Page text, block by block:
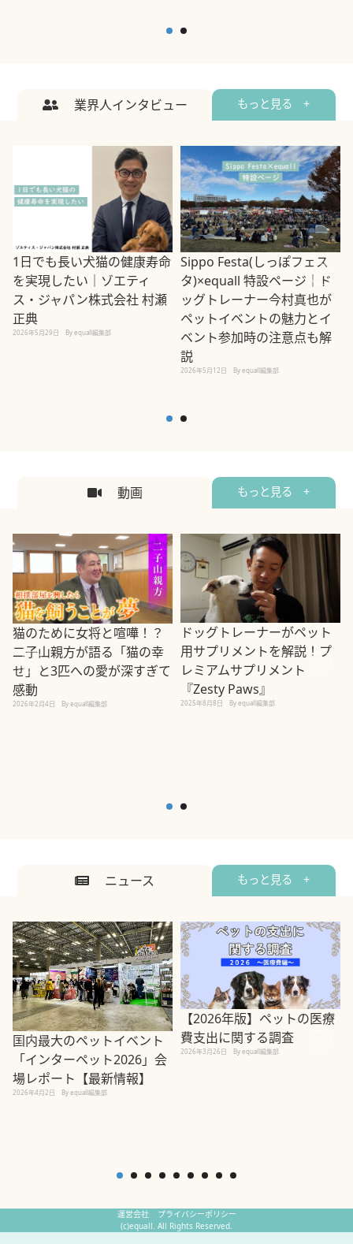
業界人インタビュー もっと見る +
1日でも長い犬猫の健康寿命
を実現したい｜ゾエティ
ス・ジャパン株式会社 村瀬
正典
2026年5月29日 By equall編集部
Sippo Festa(しっぽフェス
タ)×equall 特設ページ｜ド
ッグトレーナー今村真也が
ペットイベントの魅力とイ
ベント参加時の注意点も解
説
2026年5月12日 By equall編集部
動画 もっと見る +
猫のために女将と喧嘩！？
二子山親方が語る「猫の幸
せ」と3匹への愛が深すぎて
感動
2026年2月4日 By equall編集部
ドッグトレーナーがペット
用サプリメントを解説！プ
レミアムサプリメント
『Zesty Paws』
2025年8月8日 By equall編集部
ニュース もっと見る +
国内最大のペットイベント
「インターペット2026」会
場レポート【最新情報】
2026年4月2日 By equall編集部
【2026年版】ペットの医療
費支出に関する調査
2026年3月26日 By equall編集部
運営会社
プライバシーポリシー
(c)equall. All Rights Reserved.